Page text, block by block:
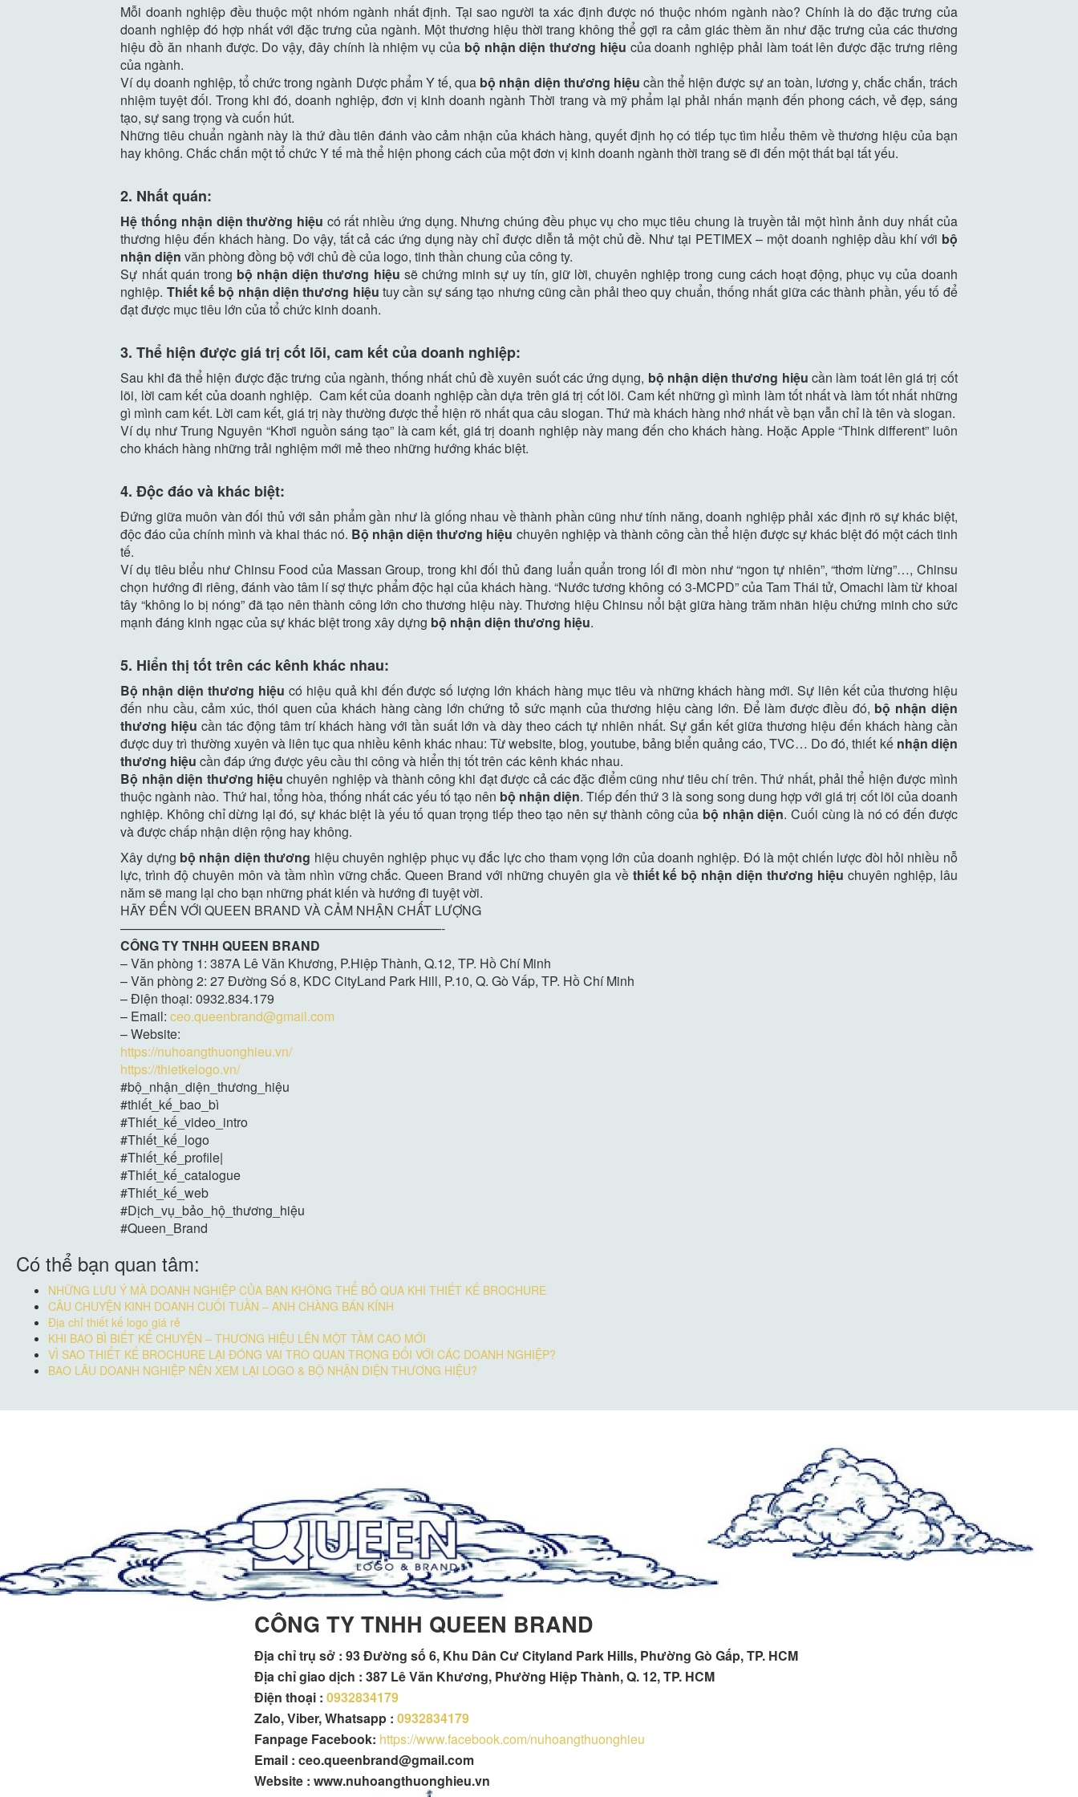
Mỗi doanh nghiệp đều thuộc một nhóm ngành nhất định. Tại sao người ta xác định được nó thuộc nhóm ngành nào? Chính là do đặc trưng của
doanh nghiệp đó hợp nhất với đặc trưng của ngành. Một thương hiệu thời trang không thể gợi ra cảm giác thèm ăn như đặc trưng của các thương
hiệu đồ ăn nhanh được. Do vậy, đây chính là nhiệm vụ của bộ nhận diện thương hiệu của doanh nghiệp phải làm toát lên được đặc trưng riêng
của ngành.
Ví dụ doanh nghiệp, tổ chức trong ngành Dược phẩm Y tế, qua bộ nhận diện thương hiệu cần thể hiện được sự an toàn, lương y, chắc chắn, trách
nhiệm tuyệt đối. Trong khi đó, doanh nghiệp, đơn vị kinh doanh ngành Thời trang và mỹ phẩm lại phải nhấn mạnh đến phong cách, vẻ đẹp, sáng
tạo, sự sang trọng và cuốn hút.
Những tiêu chuẩn ngành này là thứ đầu tiên đánh vào cảm nhận của khách hàng, quyết định họ có tiếp tục tìm hiểu thêm về thương hiệu của bạn
hay không. Chắc chắn một tổ chức Y tế mà thể hiện phong cách của một đơn vị kinh doanh ngành thời trang sẽ đi đến một thất bại tất yếu.
2. Nhất quán:
Hệ thống nhận diện thường hiệu có rất nhiều ứng dụng. Nhưng chúng đều phục vụ cho mục tiêu chung là truyền tải một hình ảnh duy nhất của
thương hiệu đến khách hàng. Do vậy, tất cả các ứng dụng này chỉ được diễn tả một chủ đề. Như tại PETIMEX – một doanh nghiệp dầu khí với bộ
nhận diện văn phòng đồng bộ với chủ đề của logo, tinh thần chung của công ty.
Sự nhất quán trong bộ nhận diện thương hiệu sẽ chứng minh sự uy tín, giữ lời, chuyên nghiệp trong cung cách hoạt động, phục vụ của doanh
nghiệp. Thiết kế bộ nhận diện thương hiệu tuy cần sự sáng tạo nhưng cũng cần phải theo quy chuẩn, thống nhất giữa các thành phần, yếu tố để
đạt được mục tiêu lớn của tổ chức kinh doanh.
3. Thể hiện được giá trị cốt lõi, cam kết của doanh nghiệp:
Sau khi đã thể hiện được đặc trưng của ngành, thống nhất chủ đề xuyên suốt các ứng dụng, bộ nhận diện thương hiệu cần làm toát lên giá trị cốt
lõi, lời cam kết của doanh nghiệp. Cam kết của doanh nghiệp cần dựa trên giá trị cốt lõi. Cam kết những gì mình làm tốt nhất và làm tốt nhất những
gì mình cam kết. Lời cam kết, giá trị này thường được thể hiện rõ nhất qua câu slogan. Thứ mà khách hàng nhớ nhất về bạn vẫn chỉ là tên và slogan.
Ví dụ như Trung Nguyên “Khơi nguồn sáng tạo” là cam kết, giá trị doanh nghiệp này mang đến cho khách hàng. Hoặc Apple “Think different” luôn
cho khách hàng những trải nghiệm mới mẻ theo những hướng khác biệt.
4. Độc đáo và khác biệt:
Đứng giữa muôn vàn đối thủ với sản phẩm gần như là giống nhau về thành phần cũng như tính năng, doanh nghiệp phải xác định rõ sự khác biệt,
độc đáo của chính mình và khai thác nó. Bộ nhận diện thương hiệu chuyên nghiệp và thành công cần thể hiện được sự khác biệt đó một cách tinh
tế.
Ví dụ tiêu biểu như Chinsu Food của Massan Group, trong khi đối thủ đang luẩn quẩn trong lối đi mòn như “ngon tự nhiên”, “thơm lừng”…, Chinsu
chọn hướng đi riêng, đánh vào tâm lí sợ thực phẩm độc hại của khách hàng. “Nước tương không có 3-MCPD” của Tam Thái tử, Omachi làm từ khoai
tây “không lo bị nóng” đã tạo nên thành công lớn cho thương hiệu này. Thương hiệu Chinsu nổi bật giữa hàng trăm nhãn hiệu chứng minh cho sức
mạnh đáng kinh ngạc của sự khác biệt trong xây dựng bộ nhận diện thương hiệu.
5. Hiển thị tốt trên các kênh khác nhau:
Bộ nhận diện thương hiệu có hiệu quả khi đến được số lượng lớn khách hàng mục tiêu và những khách hàng mới. Sự liên kết của thương hiệu
đến nhu cầu, cảm xúc, thói quen của khách hàng càng lớn chứng tỏ sức mạnh của thương hiệu càng lớn. Để làm được điều đó, bộ nhận diện
thương hiệu cần tác động tâm trí khách hàng với tần suất lớn và dày theo cách tự nhiên nhất. Sự gắn kết giữa thương hiệu đến khách hàng cần
được duy trì thường xuyên và liên tục qua nhiều kênh khác nhau: Từ website, blog, youtube, bảng biển quảng cáo, TVC… Do đó, thiết kếnhận diện
thương hiệu cần đáp ứng được yêu cầu thi công và hiển thị tốt trên các kênh khác nhau.
Bộ nhận diện thương hiệu chuyên nghiệp và thành công khi đạt được cả các đặc điểm cũng như tiêu chí trên. Thứ nhất, phải thể hiện được mình
thuộc ngành nào. Thứ hai, tổng hòa, thống nhất các yếu tố tạo nên bộ nhận diện. Tiếp đến thứ 3 là song song dung hợp với giá trị cốt lõi của doanh
nghiệp. Không chỉ dừng lại đó, sự khác biệt là yếu tố quan trọng tiếp theo tạo nên sự thành công của bộ nhận diện. Cuối cùng là nó có đến được
và được chấp nhận diện rộng hay không.
Xây dựng bộ nhận diện thương hiệu chuyên nghiệp phục vụ đắc lực cho tham vọng lớn của doanh nghiệp. Đó là một chiến lược đòi hỏi nhiều nỗ
lực, trình độ chuyên môn và tầm nhìn vững chắc. Queen Brand với những chuyên gia về thiết kế bộ nhận diện thương hiệu chuyên nghiệp, lâu
năm sẽ mang lại cho bạn những phát kiến và hướng đi tuyệt vời.
HÃY ĐẾN VỚI QUEEN BRAND VÀ CẢM NHẬN CHẤT LƯỢNG
—————————————————————————-
CÔNG TY TNHH QUEEN BRAND
– Văn phòng 1: 387A Lê Văn Khương, P.Hiệp Thành, Q.12, TP. Hồ Chí Minh
– Văn phòng 2: 27 Đường Số 8, KDC CityLand Park Hill, P.10, Q. Gò Vấp, TP. Hồ Chí Minh
– Điện thoại: 0932.834.179
– Email:ceo.queenbrand@gmail.com
– Website:
https://nuhoangthuonghieu.vn/
https://thietkelogo.vn/
#bộ_nhận_diện_thương_hiệu
#thiết_kế_bao_bì
#Thiết_kế_video_intro
#Thiết_kế_logo
#Thiết_kế_profile|
#Thiết_kế_catalogue
#Thiết_kế_web
#Dịch_vụ_bảo_hộ_thương_hiệu
#Queen_Brand
Có thể bạn quan tâm:
NHỮNG LƯU Ý MÀ DOANH NGHIỆP CỦA BẠN KHÔNG THỂ BỎ QUA KHI THIẾT KẾ BROCHURE
CÂU CHUYỆN KINH DOANH CUỐI TUẦN – ANH CHÀNG BÁN KÍNH
Địa chỉ thiết kế logo giá rẻ
KHI BAO BÌ BIẾT KỂ CHUYỆN – THƯƠNG HIỆU LÊN MỘT TẦM CAO MỚI
VÌ SAO THIẾT KẾ BROCHURE LẠI ĐÓNG VAI TRÒ QUAN TRỌNG ĐỐI VỚI CÁC DOANH NGHIỆP?
BAO LÂU DOANH NGHIỆP NÊN XEM LẠI LOGO & BỘ NHẬN DIỆN THƯƠNG HIỆU?
CÔNG TY TNHH QUEEN BRAND
Địa chỉ trụ sở :93 Đường số 6, Khu Dân Cư Cityland Park Hills, Phường Gò Gấp, TP. HCM
Địa chỉ giao dịch : 387 Lê Văn Khương, Phường Hiệp Thành, Q. 12, TP. HCM
Điện thoại :0932834179
Zalo, Viber, Whatsapp :0932834179
Fanpage Facebook: https://www.facebook.com/nuhoangthuonghieu
Email : ceo.queenbrand@gmail.com
Website : www.nuhoangthuonghieu.vn